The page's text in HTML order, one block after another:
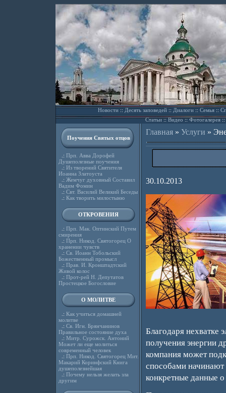
Новости::Десять заповедей::Диалоги::Семья::
Статьи::Видео ::Фотогалерея::
Поучения Святых отцов
.: Прп. Авва Дорофей
Душеполезные поучения
.: Из творений Святителя
Иоанна Златоуста
.: Жемчуг духовный Составил
Вадим Фомин
.: Свт. Василий Великий Беседы
.: Как творить милостыню
ОТКРОВЕНИЯ
.: Прп. Мак. Оптинский Путем
смирения
.: Прп. Никод. Святогорец О
хранении чувств
.: Св. Иоанн Тобольский
Божественный промысл
.: Прав. И. Кронштадтский
Живой колос
.: Прот-рей Н. Депутатов
Простецкое Богословие
О МОЛИТВЕ
.: Как учиться домашней
молитве
.: Св. Игн. Брянчанинов
Правильное состояние духа
.: Митр. Сурожск. Антоний
Может ли еще молиться
современный человек
.: Прп. Никод. Святогорец Мит.
Макарий Коринфский Книга
душеполезнейшая
.: Почему нельзя желать зла
другим
Главная» Услуги »
30.10.2013
Благодаря нехватке
получения энергии
компания может
способами начинают
конкретные данные о